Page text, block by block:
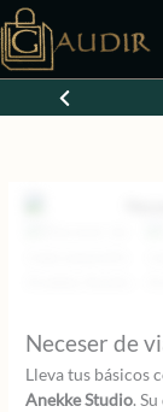
al
contenido
Neceser de
Lleva tus básicos
Anekke Studio.